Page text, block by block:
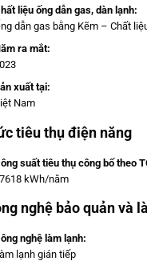
liệu ống dẫn gas, dàn lạnh:
dẫn gas bằng Kẽm – Chất
ra mắt:
xuất tại:
Nam
tiêu thụ điện năng
suất tiêu thụ công bố theo
kWh/năm
nghệ bảo quản và
nghệ làm lạnh:
lạnh gián tiếp